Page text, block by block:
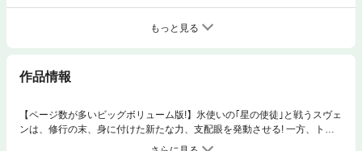
もっと見る
作品情報
【ページ数が多いビッグボリューム版!】氷使いの｢星の使徒｣と戦うスヴェ
ンは、修行の末、身に付けた新たな力、支配眼を発動させる! 一方、トレ
インとリバーは、覆面を取り、真の力を解放した道士･シキと対峙する。